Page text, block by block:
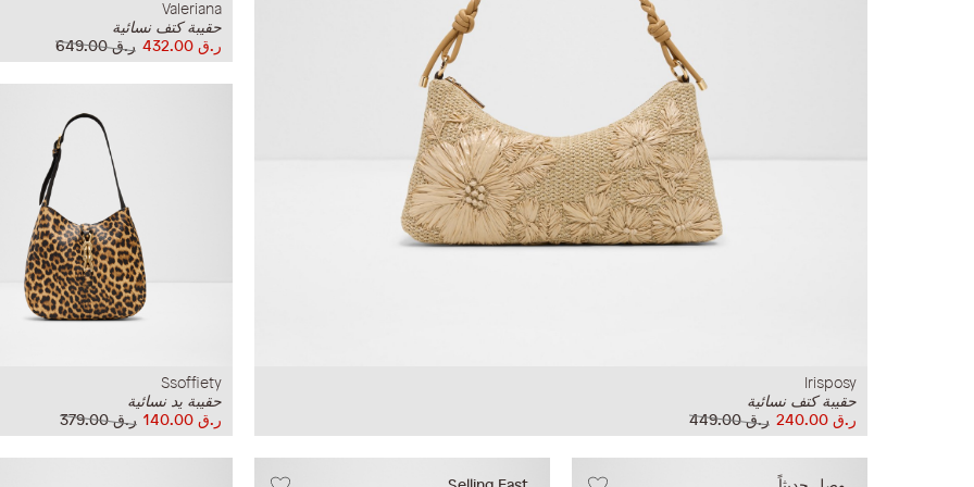
Irisposy
حقيبة كتف نسائية
ر.ق‏ 449.00
ر.ق‏ 240.00
Valeriana
حقيبة كتف نسائية
ر.ق‏ 649.00
ر.ق‏ 432.00
Ssoffiety
حقيبة يد نسائية
ر.ق‏ 379.00
ر.ق‏ 140.00